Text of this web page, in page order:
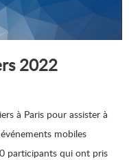
2022
à Paris pour assister à
mobiles
participants qui ont pris